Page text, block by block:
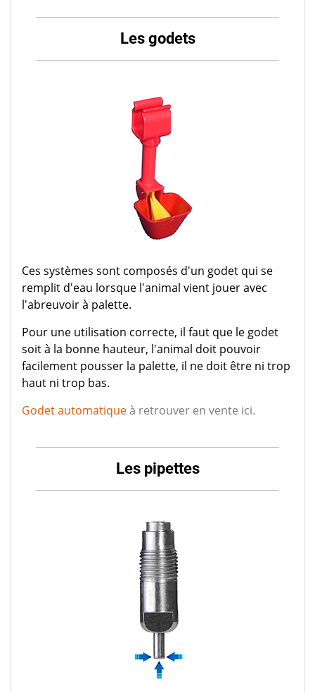
Les godets
Ces systèmes sont composés d'un godet qui se
remplit d'eau lorsque l'animal vient jouer avec
l'abreuvoir à palette.
Pour une utilisation correcte, il faut que le godet
soit à la bonne hauteur, l'animal doit pouvoir
facilement pousser la palette, il ne doit être ni trop
haut ni trop bas.
Godet automatiqueà retrouver en vente ici.
Les pipettes